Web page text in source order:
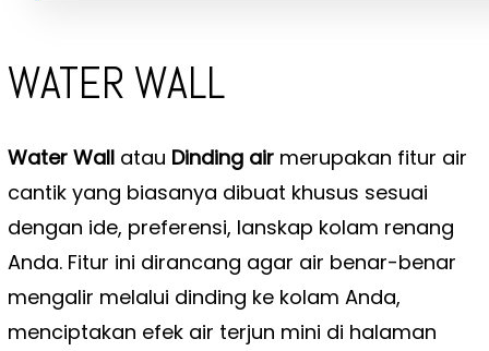
WATER WALL
Water Wallatau Dinding airmerupakan fitur air
cantik yang biasanya dibuat khusus sesuai
dengan ide, preferensi, lanskap kolam renang
Anda. Fitur ini dirancang agar air benar-benar
mengalir melalui dinding ke kolam Anda,
menciptakan efek air terjun mini di halaman